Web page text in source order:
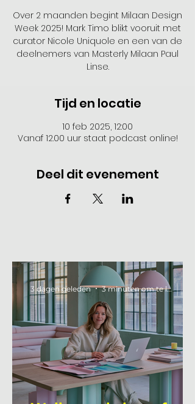
Over 2 maanden begint Milaan Design
Week 2025! Mark Timo blikt vooruit met
curator Nicole Uniquole en een van de
deelnemers van Masterly Milaan Paul
Linse.
Tijd en locatie
10 feb 2025, 12:00
Vanaf 12.00 uur staat podcast online!
Deel dit evenement
3 dagen geleden 3 minuten om te lezen